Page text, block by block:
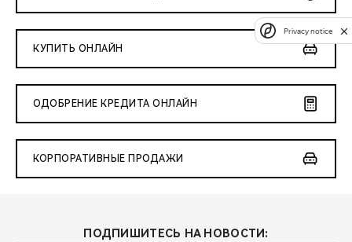
КУПИТЬ ОНЛАЙН
ОДОБРЕНИЕ КРЕДИТА ОНЛАЙН
КОРПОРАТИВНЫЕ ПРОДАЖИ
ПОДПИШИТЕСЬ НА НОВОСТИ:
Privacy notice